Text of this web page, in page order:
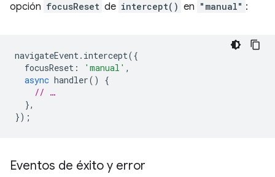
opción focusReset de intercept() en "manual" :
navigateEvent. intercept({
focusReset : 'manual' ,
async handler()
{
// …
},
});
Eventos de éxito y error